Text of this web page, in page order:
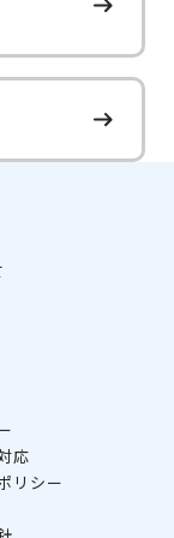
応
リシー